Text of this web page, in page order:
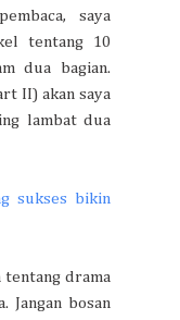
saya
tentang 10
dua bagian.
II) akan saya
lambat dua
sukses bikin
tentang drama
Jangan bosan